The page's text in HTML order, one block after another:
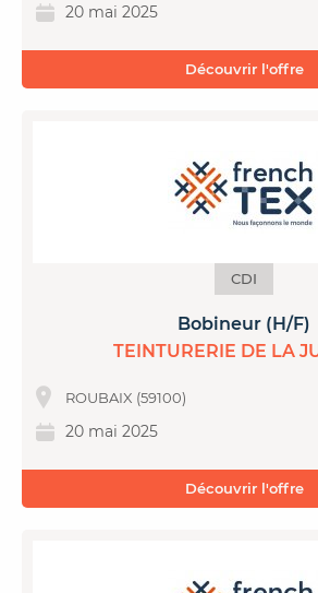
20 mai 2025
Découvrir l'offre
CDI
Bobineur (H/F)
TEINTURERIE DE LA
ROUBAIX (59100)
20 mai 2025
Découvrir l'offre